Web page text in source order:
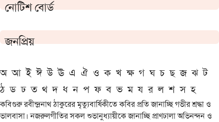
নোটিশ বোর্ড
জনপ্রিয়
অ আ ই ঈ উ ঊ এ ঐ ও ক খ ক্ষ গ ঘ চ ছ জ ঝ ট
ঠ ড ঢ ত থ দ ধ ন প ফ ব ভ ম য র ল শ স হ
কবিগুরু রবীন্দ্রনাথ ঠাকুরের মৃত্যুবার্ষিকীতে কবির প্রতি জানাচ্ছি গভীর শ্রদ্ধা ও
ভালবাসা। নজরুলগীতির সকল শুভানুধ্যায়ীকে জানাচ্ছি প্রাণঢালা অভিনন্দন ও